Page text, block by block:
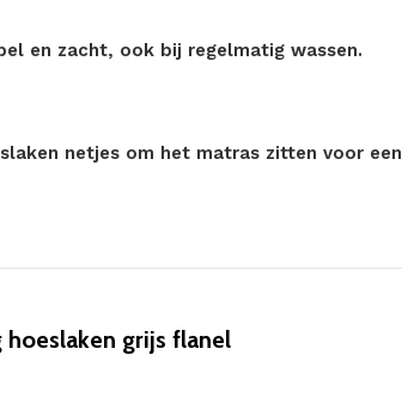
en zacht, ook bij regelmatig wassen.
netjes om het matras zitten voor een
grijs flanel